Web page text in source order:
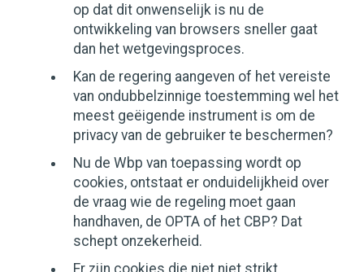
op dat dit onwenselijk is nu de
ontwikkeling van browsers sneller gaat
dan het wetgevingsproces.
Kan de regering aangeven of het vereiste
van ondubbelzinnige toestemming wel het
meest geëigende instrument is om de
privacy van de gebruiker te beschermen?
Nu de Wbp van toepassing wordt op
cookies, ontstaat er onduidelijkheid over
de vraag wie de regeling moet gaan
handhaven, de OPTA of het CBP? Dat
schept onzekerheid.